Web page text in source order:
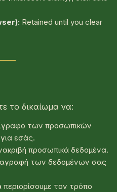
Retained until you clear
το δικαίωμα να:
των προσωπικών
εσάς.
προσωπικά δεδομένα.
των δεδομένων σας
τον τρόπο